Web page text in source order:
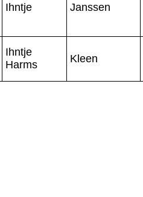
Ihntje Janssen
Ihntje
Harms
Kleen